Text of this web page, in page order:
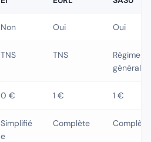
Non Oui Oui
TNS TNS
Régime
général
0 € 1 € 1 €
Simplifié
e
Complète Complète